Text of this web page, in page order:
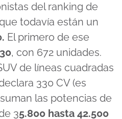
del ranking de
todavía están un
El primero de ese
, con 672 unidades.
de líneas cuadradas
330 CV (es
las potencias de
35.800 hasta 42.500